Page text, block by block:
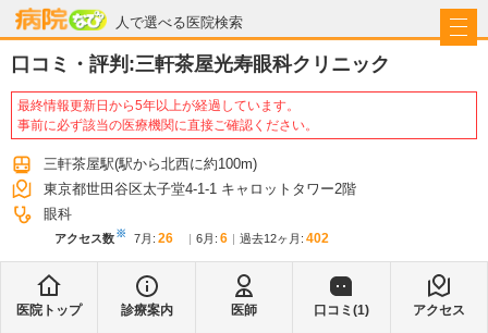
人で選べる医院検索
病院なび
口コミ・評判:三軒茶屋光寿眼科クリニック
最終情報更新日から5年以上が経過しています。
事前に必ず該当の医療機関に直接ご確認ください。
三軒茶屋駅(駅から北西に約100m)
東京都世田谷区太子堂4-1-1 キャロットタワー2階
眼科
アクセス数※ 7月 : 26 6月 : 6 過去12ヶ月: 402
医院トップ 診療案内 医師 口コミ(1) アクセス